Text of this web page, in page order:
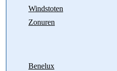
Windstoten
Zonuren
Benelux